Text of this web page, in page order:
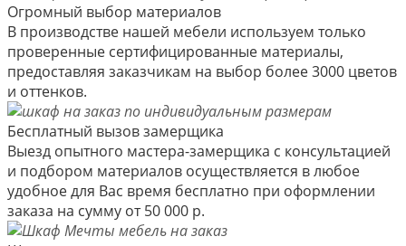
Огромный выбор материалов
В производстве нашей мебели используем только
проверенные сертифицированные материалы,
предоставляя заказчикам на выбор более 3000 цветов
и оттенков.
Бесплатный вызов замерщика
Выезд опытного мастера-замерщика с консультацией
и подбором материалов осуществляется в любое
удобное для Вас время бесплатно при оформлении
заказа на сумму от 50 000 р.